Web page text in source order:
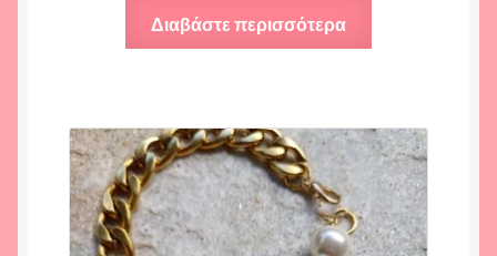
Διαβάστε περισσότερα